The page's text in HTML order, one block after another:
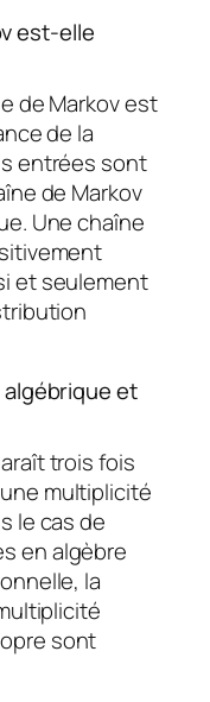
est-elle
de Markov est
de la
entrées sont
de Markov
Une chaîne
et seulement
algébrique et
trois fois
multiplicité
le cas de
en algèbre
la
sont